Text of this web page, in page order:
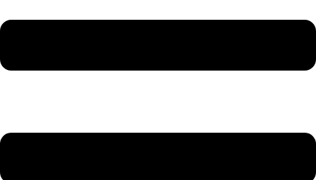
Remember me
Lost your password?